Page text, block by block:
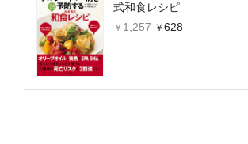
式和食レシピ
1,257
628